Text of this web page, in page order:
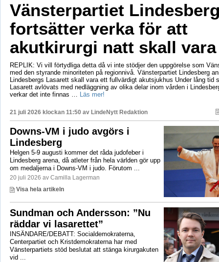
Vänsterpartiet
fortsätter verka för att
akutkirurgi natt skall
REPLIK: Vi vill förtydliga detta då vi inte stödjer den uppgörelse som
med den styrande minoriteten på regionnivå. Vänsterpartiet Lindesberg
Lindesbergs Lasarett skall vara ett fullvärdigt akutsjukhus Under lång tid
Lasarett avlövats med nedläggning av olika delar inom vården i
verkar det inte finnas … Läs mer!
21 juli 2026 klockan 11:50 av LindeNytt Redaktion
Downs-VM i judo avgörs i
Lindesberg
Helgen 5-9 augusti kommer det råda judofeber i
Lindesberg arena, då atleter från hela världen gör upp
om medaljerna i Downs-VM i judo. Förutom ...
20 juli 2026 av Camilla Lagerman
Visa hela artikeln
Sundman och Andersson: ”Nu
räddar vi lasarettet”
INSÄNDARE/DEBATT: Socialdemokraterna,
Centerpartiet och Kristdemokraterna har med
Vänsterpartiets stöd beslutat att stänga kirurgakuten
vid ...